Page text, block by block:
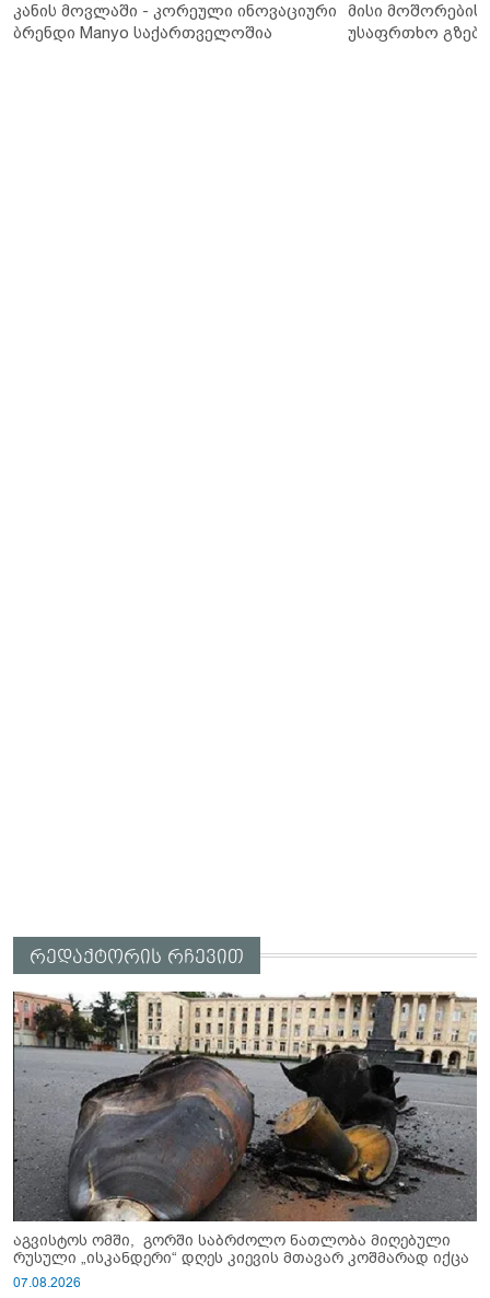
კანის მოვლაში - კორეული ინოვაციური
ბრენდი Manyo საქართველოშია
მისი მოშორების
უსაფრთხო გზები
რედაქტორის რჩევით
აგვისტოს ომში, გორში საბრძოლო ნათლობა მიღებული
რუსული „ისკანდერი“ დღეს კიევის მთავარ კოშმარად იქცა
07.08.2026